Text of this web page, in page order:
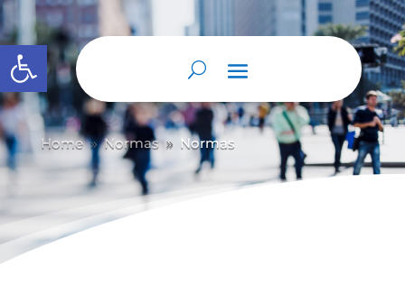
Abrir barra de herramientas
Home 9 Normas 9 Normas